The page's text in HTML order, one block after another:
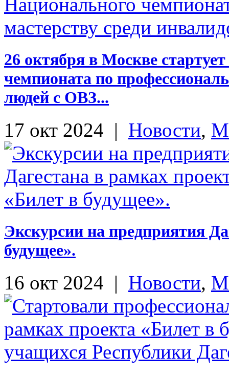
26 октября в Москве
чемпионата по
людей с ОВЗ...
17 окт 2024 | Новости,
Экскурсии на предприятия
будущее».
16 окт 2024 | Новости,